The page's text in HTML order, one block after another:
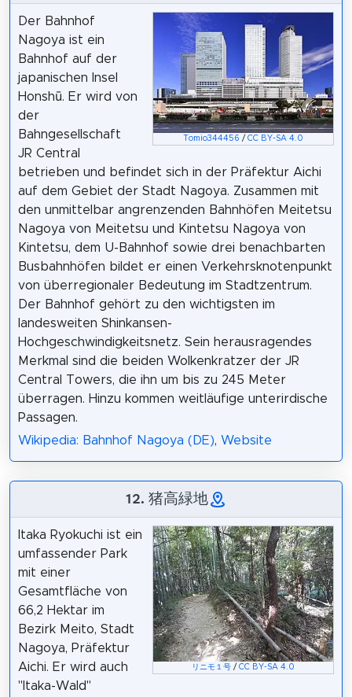
Tomio344456 /CC BY-SA 4.0
Der Bahnhof
Nagoya ist ein
Bahnhof auf der
japanischen Insel
Honshū. Er wird von
der
Bahngesellschaft
JR Central
betrieben und befindet sich in der Präfektur Aichi
auf dem Gebiet der Stadt Nagoya. Zusammen mit
den unmittelbar angrenzenden Bahnhöfen Meitetsu
Nagoya von Meitetsu und Kintetsu Nagoya von
Kintetsu, dem U-Bahnhof sowie drei benachbarten
Busbahnhöfen bildet er einen Verkehrsknotenpunkt
von überregionaler Bedeutung im Stadtzentrum.
Der Bahnhof gehört zu den wichtigsten im
landesweiten Shinkansen-
Hochgeschwindigkeitsnetz. Sein herausragendes
Merkmal sind die beiden Wolkenkratzer der JR
Central Towers, die ihn um bis zu 245 Meter
überragen. Hinzu kommen weitläufige unterirdische
Passagen.
Wikipedia: Bahnhof Nagoya (DE), Website
12. 猪高緑地
リニモ１号 /CC BY-SA 4.0
Itaka Ryokuchi ist ein
umfassender Park
mit einer
Gesamtfläche von
66,2 Hektar im
Bezirk Meito, Stadt
Nagoya, Präfektur
Aichi. Er wird auch
"Itaka-Wald"